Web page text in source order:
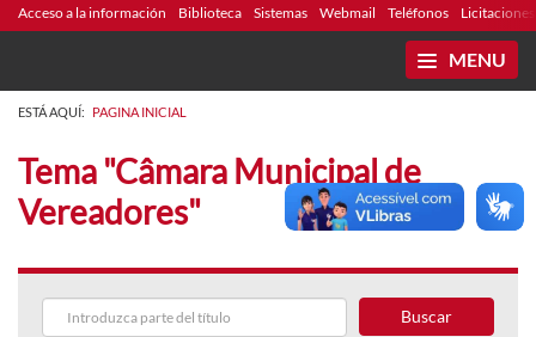
Acceso a la información Biblioteca Sistemas Webmail Teléfonos Licitaciones
MENU
ESTÁ AQUÍ: PAGINA INICIAL
Tema "Câmara Municipal de
Vereadores"
Buscar